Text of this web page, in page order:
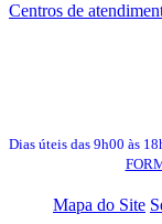
Centros de
Dias úteis das 9h00 às
Mapa do Site